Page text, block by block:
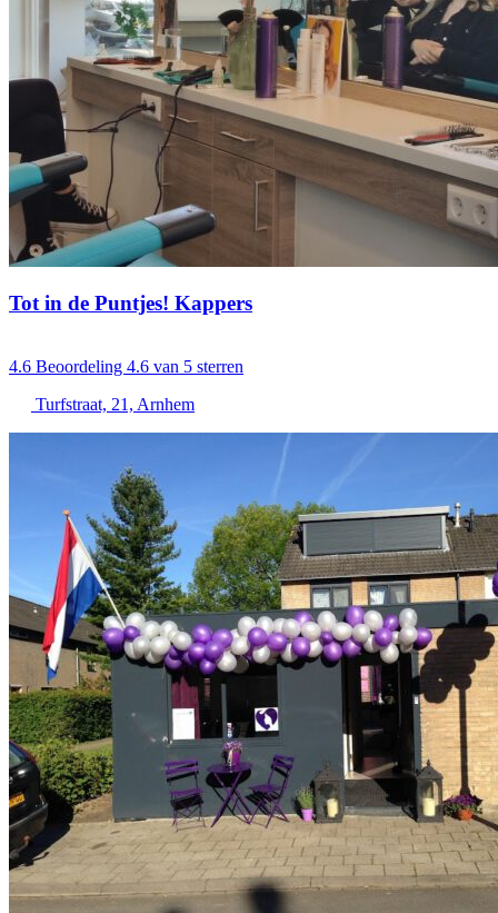
Tot in de Puntjes! Kappers
4.6 Beoordeling 4.6 van 5 sterren
Turfstraat, 21, Arnhem